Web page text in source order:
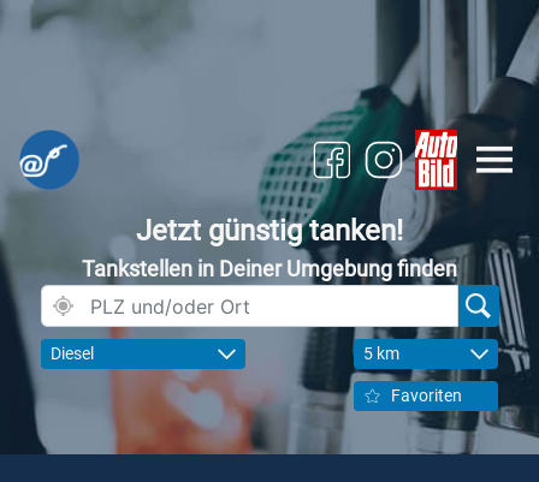
Jetzt günstig tanken!
Tankstellen in Deiner Umgebung finden
Diesel 5 km
Favoriten